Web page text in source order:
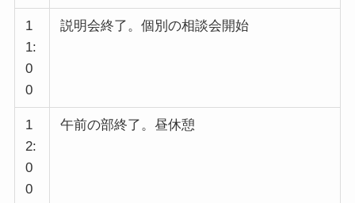
1
1:
0
0
説明会終了。個別の相談会開始
1
2:
0
0
午前の部終了。昼休憩